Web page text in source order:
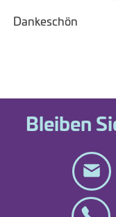
Dankeschön
Bleiben